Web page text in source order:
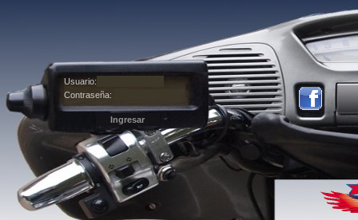
Usuario:
Contraseña: